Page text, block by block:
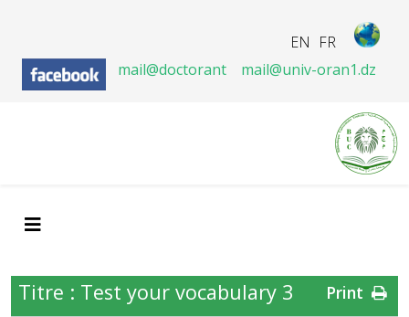
FR
EN
mail@doctorant
mail@univ-oran1.dz
Titre : Test your vocabulary 3